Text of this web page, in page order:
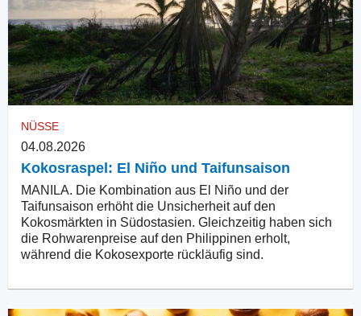
NÜSSE
04.08.2026
Kokosraspel: El Niño und Taifunsaison
MANILA. Die Kombination aus El Niño und der
Taifunsaison erhöht die Unsicherheit auf den
Kokosmärkten in Südostasien. Gleichzeitig haben sich
die Rohwarenpreise auf den Philippinen erholt,
während die Kokosexporte rückläufig sind.